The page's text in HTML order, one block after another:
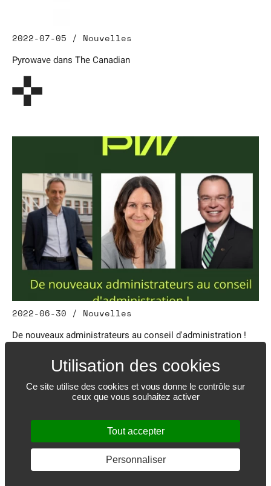
Ce site utilise des cookies et vous donne le contrôle sur
ceux que vous souhaitez activer
Tout accepter
Personnaliser
2022-07-05 / Nouvelles
Pyrowave dans The Canadian
2022-06-30 / Nouvelles
De nouveaux administrateurs au conseil d'administration !